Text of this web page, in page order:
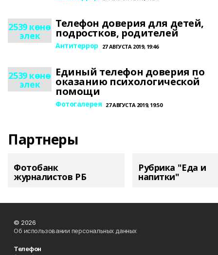
2539 көнө
элек
Телефон доверия для детей,
подростков, родителей
Антитеррор 27 АВГУСТА 2019, 19:46
2539 көнө
элек
Единый телефон доверия по
оказанию психологической
помощи
Фотогалерея 27 АВГУСТА 2019, 19:50
Партнеры
Фотобанк
журналистов РБ
Рубрика "Еда и
напитки"
© 2026
Об использовании персональных данных
Телефон